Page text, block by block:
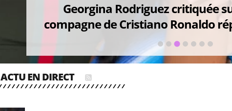
Georgina Rodriguez critiquée
compagne de Cristiano Ronaldo
est le "bon" corps
ACTU EN DIRECT